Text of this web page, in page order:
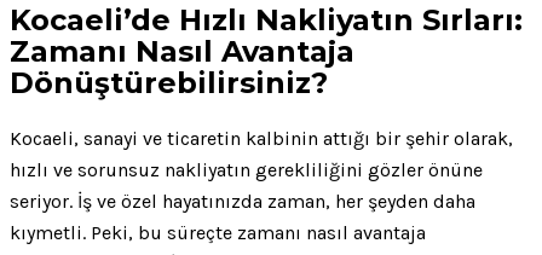
Kocaeli’de Hızlı Nakliyatın Sırları:
Zamanı Nasıl Avantaja
Dönüştürebilirsiniz?
Kocaeli, sanayi ve ticaretin kalbinin attığı bir şehir olarak,
hızlı ve sorunsuz nakliyatın gerekliliğini gözler önüne
seriyor. İş ve özel hayatınızda zaman, her şeyden daha
kıymetli. Peki, bu süreçte zamanı nasıl avantaja